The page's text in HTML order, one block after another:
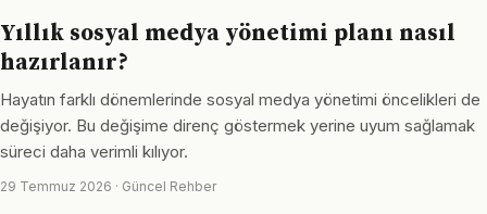
Yıllık sosyal medya yönetimi planı nasıl
hazırlanır?
Hayatın farklı dönemlerinde sosyal medya yönetimi öncelikleri de
değişiyor. Bu değişime direnç göstermek yerine uyum sağlamak
süreci daha verimli kılıyor.
29 Temmuz 2026 · Güncel Rehber